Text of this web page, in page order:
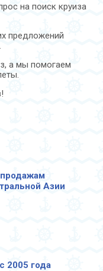
на поиск круиза
предложений
а мы помогаем
Азии
2005 года